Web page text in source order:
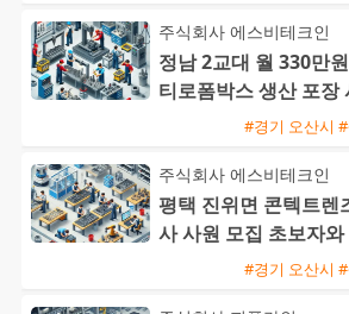
주식회사 에스비테크인
정남 2교대 월 330만
티로폼박스 생산 포장
#경기 오산시
주식회사 에스비테크인
평택 진위면 콘텍트렌
사 사원 모집 초보자
#경기 오산시